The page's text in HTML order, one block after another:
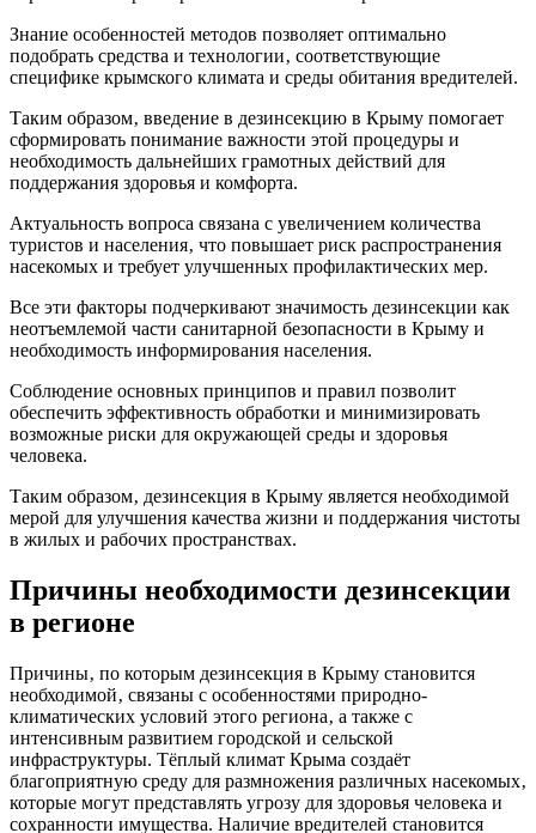
Знание особенностей методов позволяет оптимально
подобрать средства и технологии‚ соответствующие
специфике крымского климата и среды обитания вредителей.
Таким образом‚ введение в дезинсекцию в Крыму помогает
сформировать понимание важности этой процедуры и
необходимость дальнейших грамотных действий для
поддержания здоровья и комфорта.
Актуальность вопроса связана с увеличением количества
туристов и населения‚ что повышает риск распространения
насекомых и требует улучшенных профилактических мер.
Все эти факторы подчеркивают значимость дезинсекции как
неотъемлемой части санитарной безопасности в Крыму и
необходимость информирования населения.
Соблюдение основных принципов и правил позволит
обеспечить эффективность обработки и минимизировать
возможные риски для окружающей среды и здоровья
человека.
Таким образом‚ дезинсекция в Крыму является необходимой
мерой для улучшения качества жизни и поддержания чистоты
в жилых и рабочих пространствах.
Причины необходимости дезинсекции
в регионе
Причины‚ по которым дезинсекция в Крыму становится
необходимой‚ связаны с особенностями природно-
климатических условий этого региона‚ а также с
интенсивным развитием городской и сельской
инфраструктуры. Тёплый климат Крыма создаёт
благоприятную среду для размножения различных насекомых‚
которые могут представлять угрозу для здоровья человека и
сохранности имущества. Наличие вредителей становится